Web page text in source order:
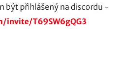
být přihlášený na discordu -
invite/T69SW6gQG3